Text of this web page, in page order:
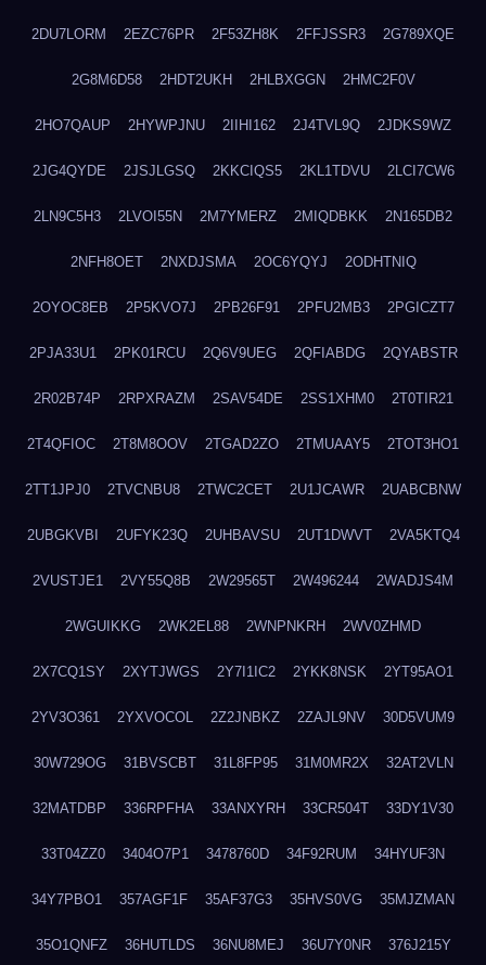
2DU7LORM 2EZC76PR 2F53ZH8K 2FFJSSR3 2G789XQE
2G8M6D58 2HDT2UKH 2HLBXGGN 2HMC2F0V
2HO7QAUP 2HYWPJNU 2IIHI162 2J4TVL9Q 2JDKS9WZ
2JG4QYDE 2JSJLGSQ 2KKCIQS5 2KL1TDVU 2LCI7CW6
2LN9C5H3 2LVOI55N 2M7YMERZ 2MIQDBKK 2N165DB2
2NFH8OET 2NXDJSMA 2OC6YQYJ 2ODHTNIQ
2OYOC8EB 2P5KVO7J 2PB26F91 2PFU2MB3 2PGICZT7
2PJA33U1 2PK01RCU 2Q6V9UEG 2QFIABDG 2QYABSTR
2R02B74P 2RPXRAZM 2SAV54DE 2SS1XHM0 2T0TIR21
2T4QFIOC 2T8M8OOV 2TGAD2ZO 2TMUAAY5 2TOT3HO1
2TT1JPJ0 2TVCNBU8 2TWC2CET 2U1JCAWR 2UABCBNW
2UBGKVBI 2UFYK23Q 2UHBAVSU 2UT1DWVT 2VA5KTQ4
2VUSTJE1 2VY55Q8B 2W29565T 2W496244 2WADJS4M
2WGUIKKG 2WK2EL88 2WNPNKRH 2WV0ZHMD
2X7CQ1SY 2XYTJWGS 2Y7I1IC2 2YKK8NSK 2YT95AO1
2YV3O361 2YXVOCOL 2Z2JNBKZ 2ZAJL9NV 30D5VUM9
30W729OG 31BVSCBT 31L8FP95 31M0MR2X 32AT2VLN
32MATDBP 336RPFHA 33ANXYRH 33CR504T 33DY1V30
33T04ZZ0 3404O7P1 3478760D 34F92RUM 34HYUF3N
34Y7PBO1 357AGF1F 35AF37G3 35HVS0VG 35MJZMAN
35O1QNFZ 36HUTLDS 36NU8MEJ 36U7Y0NR 376J215Y